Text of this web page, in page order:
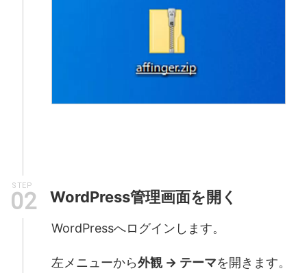
STEP
WordPress管理画面を開く
WordPressへログインします。
左メニューから外観 → テーマを開きます。